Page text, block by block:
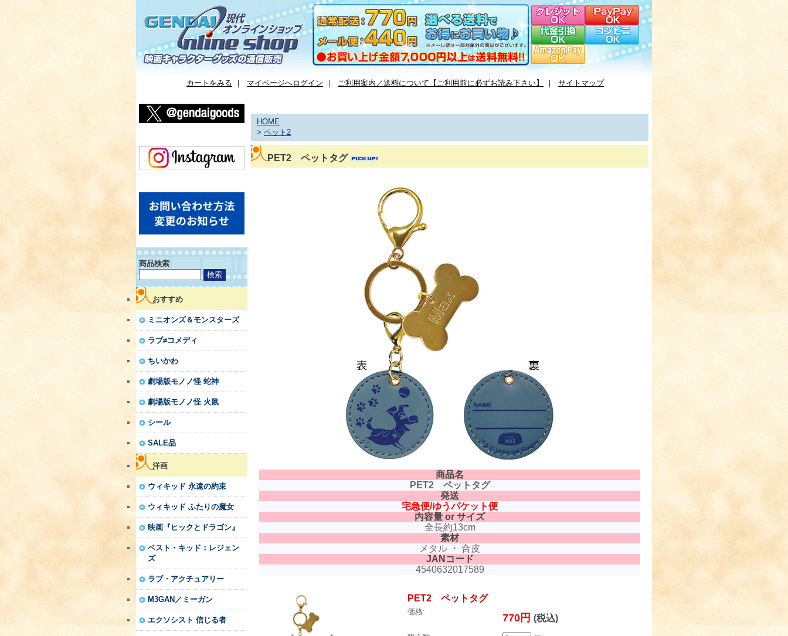
カートをみる ｜ マイページへログイン ｜ ご利用案内／送料について【ご利用前に必ずお読み下さい】 ｜ サイトマップ
商品検索
おすすめ
ミニオンズ＆モンスターズ
ラブ≠コメディ
ちいかわ
劇場版モノノ怪 蛇神
劇場版モノノ怪 火鼠
シール
SALE品
洋画
ウィキッド 永遠の約束
ウィキッド ふたりの魔女
映画『ヒックとドラゴン』
ベスト・キッド：レジェン
ズ
ラブ・アクチュアリー
M3GAN／ミーガン
エクソシスト 信じる者
HOME
> ペット2
PET2 ペットタグ
商品名
PET2 ペットタグ
発送
宅急便/ゆうパケット便
内容量 or サイズ
全長約13cm
素材
メタル ・ 合皮
JANコード
4540632017589
PET2 ペットタグ
価格:
770円 (税込)